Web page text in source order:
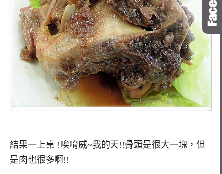
結果一上桌!!唉唷威~我的天!!骨頭是很大一塊，但
是肉也很多啊!!